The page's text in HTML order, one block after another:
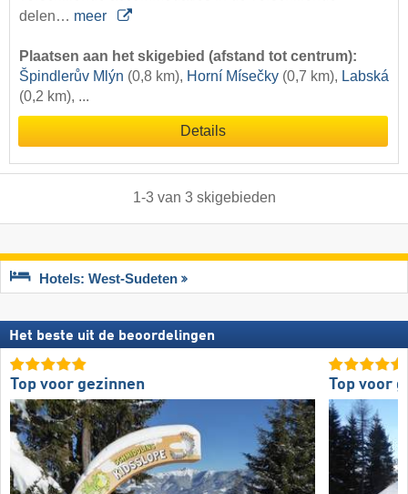
delen… meer
Plaatsen aan het skigebied (afstand tot centrum):
Špindlerův Mlýn (0,8 km), Horní Mísečky (0,7 km), Labská
(0,2 km), ...
Details
1-3van 3 skigebieden
Hotels: West-Sudeten
Het beste uit de beoordelingen
Top voor gezinnen Top voor